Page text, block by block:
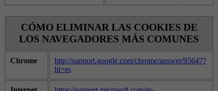
CÓMO ELIMINAR LAS COOKIES DE
LOS NAVEGADORES MÁS COMUNES
Chrome
http://support.google.com/chrome/answer/95647?
hl=es